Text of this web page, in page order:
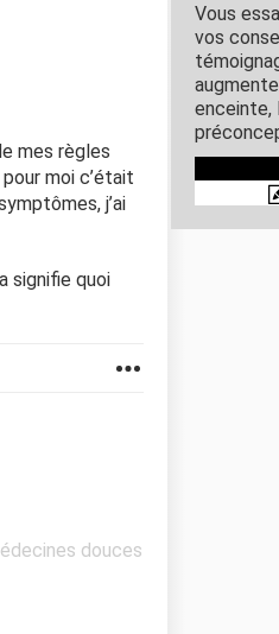
mes règles
moi c’était
j’ai
signifie quoi
douces
Vous
vos
enceinte,